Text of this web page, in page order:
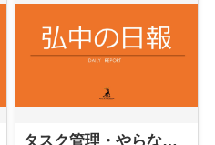
タスク管理・やらなければならないこと